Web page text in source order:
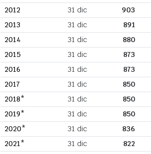
2012
31 dic 903
2013
31 dic 891
2014
31 dic 880
2015
31 dic 873
2016
31 dic 873
2017
31 dic 850
2018*
31 dic 850
2019*
31 dic 850
2020*
31 dic 836
2021*
31 dic 822